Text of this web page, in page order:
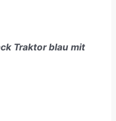
Traktor blau mit